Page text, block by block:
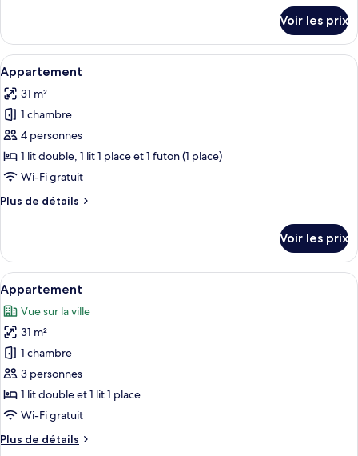
le
type
de
chambre
Suite
Voir les prix
Afficher
toutes
les
photos
pour
ce
type
chambre :
Appartement | Rideaux occultants,
18
Appartement
31 m²
1 chambre
4 personnes
1 lit double, 1 lit 1 place et 1 futon (1 place)
Wi-Fi gratuit
Plus de détails
Plus
le
type
de
chambre
Appartement
Voir les prix
Afficher
toutes
les
photos
pour
ce
type
de
chambre :
Appartement
Appartement | Rideaux occultants,
9
Appartement
Vue sur la ville
31 m²
1 chambre
3 personnes
1 lit double et 1 lit 1 place
Wi-Fi gratuit
Plus de détails
Plus